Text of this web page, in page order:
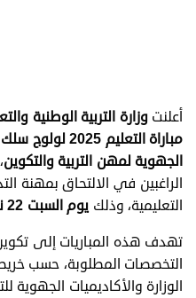
أعلنتوزارة التربية الوطنية
مباراة التعليم
الجهوية لمهن التربية والتكوين
الراغبين في الالتحاق بمهنة
التعليمية، وذلك يوم السبت 22 نونبر 2025
تهدف هذه المباريات إلى
التخصصات المطلوبة، حسب
الوزارة والأكاديميات الجهوية